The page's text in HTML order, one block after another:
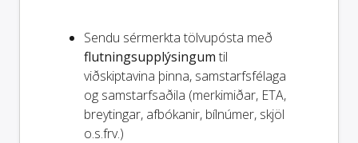
Sendu sérmerkta tölvupósta með
flutningsupplýsingum til
viðskiptavina þinna, samstarfsfélaga
og samstarfsaðila (merkimiðar, ETA,
breytingar, afbókanir, bílnúmer, skjöl
o.s.frv.)